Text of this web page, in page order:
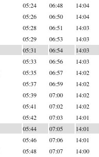
05:24 06:48 14:04
05:26 06:50 14:04
05:28 06:51 14:03
05:29 06:53 14:03
05:31 06:54 14:03
05:33 06:56 14:03
05:35 06:57 14:02
05:37 06:59 14:02
05:39 07:00 14:02
05:41 07:02 14:02
05:42 07:03 14:01
05:44 07:05 14:01
05:46 07:06 14:01
05:48 07:07 14:00